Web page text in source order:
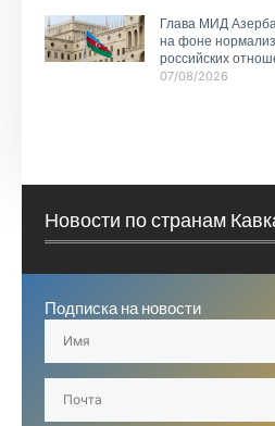
Глава МИД
на фоне
российских
07/08/2026
Новости по странам
Подписка на новости